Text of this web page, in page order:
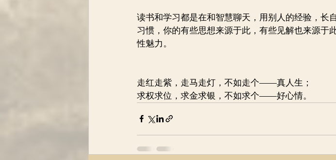
读书和学习都是在和智慧聊天，用别人的经验，长
习惯，你的有些思想来源于此，有些见解也来源于
性魅力。
走红走紫，走马走灯，不如走个——真人生；
求权求位，求金求银，不如求个——好心情。